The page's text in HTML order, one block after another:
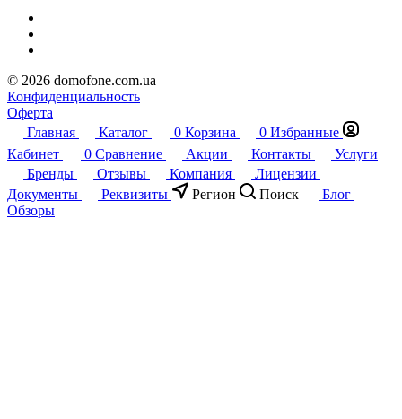
© 2026 domofone.com.ua
Конфиденциальность
Оферта
Главная
Каталог 0 Корзина 0 Избранные
Кабинет
0 Сравнение Акции Контакты
Услуги
Бренды
Отзывы Компания
Лицензии
Документы
Реквизиты Регион Поиск
Блог
Обзоры